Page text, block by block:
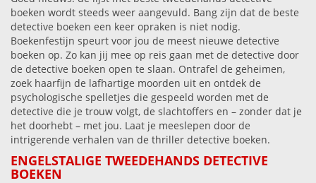
boeken wordt steeds weer aangevuld. Bang zijn dat de beste
detective boeken een keer opraken is niet nodig.
Boekenfestijn speurt voor jou de meest nieuwe detective
boeken op. Zo kan jij mee op reis gaan met de detective door
de detective boeken open te slaan. Ontrafel de geheimen,
zoek haarfijn de lafhartige moorden uit en ontdek de
psychologische spelletjes die gespeeld worden met de
detective die je trouw volgt, de slachtoffers en – zonder dat je
het doorhebt – met jou. Laat je meeslepen door de
intrigerende verhalen van de thriller detective boeken.
ENGELSTALIGE TWEEDEHANDS DETECTIVE
BOEKEN